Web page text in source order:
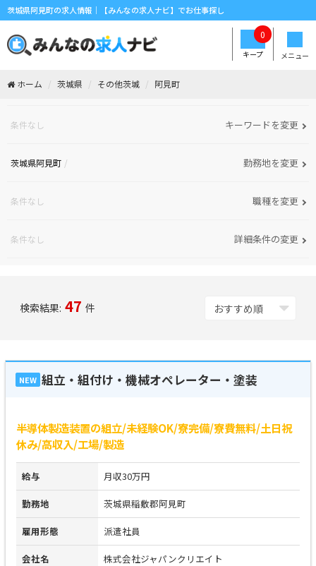
茨城県阿見町の求人情報｜【みんなの求人ナビ】でお仕事探し
メニュー
キープ
0
ホーム 茨城県 その他茨城 阿見町
条件なし キーワードを変更
茨城県阿見町 勤務地を変更
条件なし 職種を変更
条件なし 詳細条件の変更
検索結果: 47 件
NEW 組立・組付け・機械オペレーター・塗装
半導体製造装置の組立/未経験OK/寮完備/寮費無料/土日祝
休み/高収入/工場/製造
給与 月収30万円
勤務地 茨城県稲敷郡阿見町
雇用形態 派遣社員
会社名 株式会社ジャパンクリエイト